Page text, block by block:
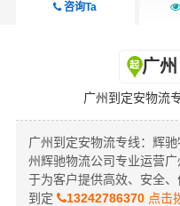
咨询Ta
广州
广州到定安物流
广州到定安物流专线：辉
州辉驰物流公司专业运营
于为客户提供高效、安全
到定
13242786370点击